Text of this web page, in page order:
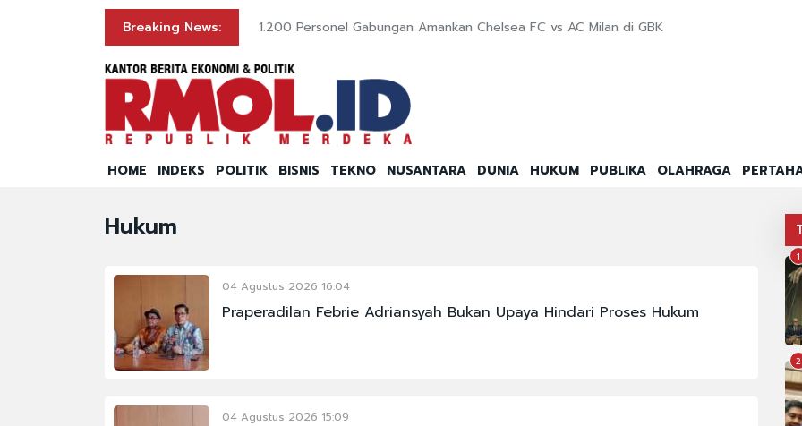
Breaking News: 1.200 Personel Gabungan Amankan Chelsea FC vs AC Milan di GBK
HOME INDEKS POLITIK BISNIS TEKNO NUSANTARA DUNIA HUKUM PUBLIKA OLAHRAGA
Hukum
04 Agustus 2026 16:04
Praperadilan Febrie Adriansyah Bukan Upaya Hindari Proses Hukum
04 Agustus 2026 15:09
1
2